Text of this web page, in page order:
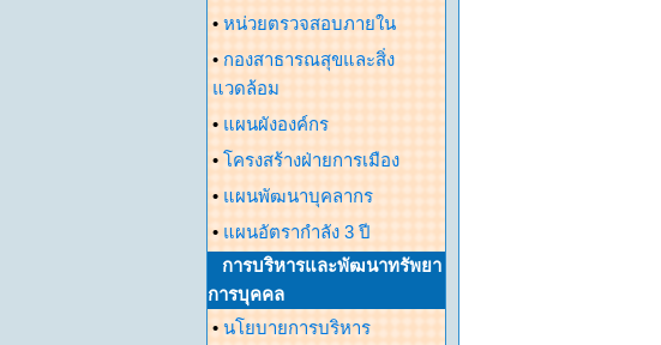
• หน่วยตรวจสอบภายใน
• กองสาธารณสุขและสิ่ง
แวดล้อม
• แผนผังองค์กร
• โครงสร้างฝ่ายการเมือง
• แผนพัฒนาบุคลากร
• แผนอัตรากำลัง 3 ปี
การบริหารและพัฒนาทรัพยา
การบุคคล
• นโยบายการบริหาร